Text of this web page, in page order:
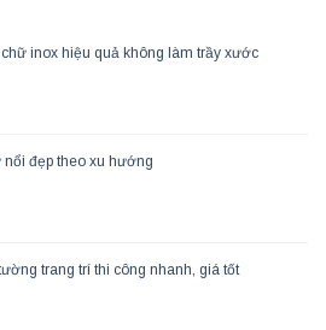
inox hiệu quả không làm trầy xước
đẹp theo xu hướng
trang trí thi công nhanh, giá tốt